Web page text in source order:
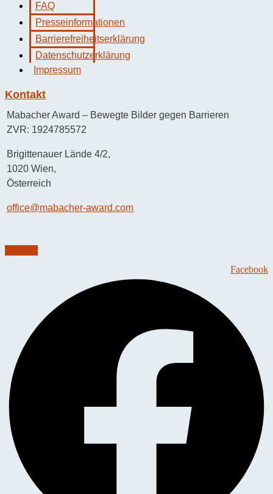
FAQ
Presseinformationen
Barrierefreiheitserklärung
Datenschutzerklärung
Impressum
Kontakt
Mabacher Award – Bewegte Bilder gegen Barrieren
ZVR: 1924785572
Brigittenauer Lände 4/2,
1020 Wien,
Österreich
office@mabacher-award.com
Facebook